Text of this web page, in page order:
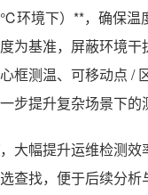
境下）**，确保温
为基准，屏蔽环境
框测温、可移动点 /
步提升复杂场景下的
，大幅提升运维检测
查找，便于后续分